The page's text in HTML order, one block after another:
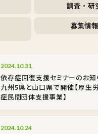
調査・研
募集情報
2024.10.31
依存症回復支援セミナーのお知
九州5県と山口県で開催【厚生
症民間団体支援事業】
2024.10.24